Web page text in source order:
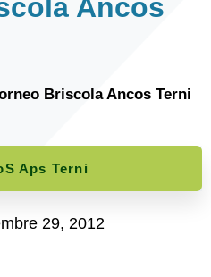
Ancos
Briscola Ancos Terni
Aps Terni
29, 2012